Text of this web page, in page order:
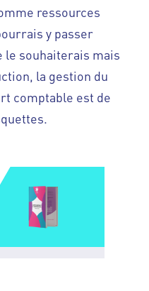
ressources
y passer
le souhaiterais mais
la gestion du
comptable est de